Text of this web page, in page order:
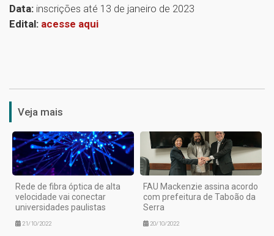
Data: inscrições até 13 de janeiro de 2023
Edital: acesse aqui
Veja mais
Rede de fibra óptica de alta
velocidade vai conectar
universidades paulistas
21/10/2022
FAU Mackenzie assina acordo
com prefeitura de Taboão da
Serra
20/10/2022